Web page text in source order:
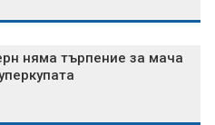
няма търпение за мача